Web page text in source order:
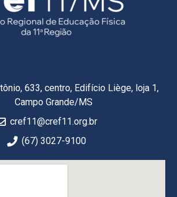
633, centro, Edifício Liège, loja 1,
Campo Grande/MS
cref11@cref11.org.br
(67) 3027-9100